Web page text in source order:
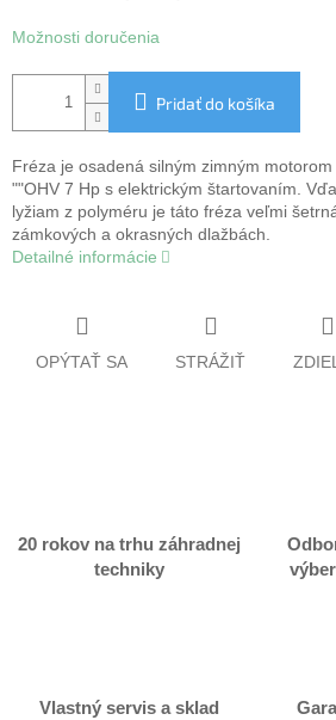
Možnosti doručenia
Pridať do košíka
Fréza je osadená silným zimným
""OHV 7 Hp s elektrickým štartovaním.
lyžiam z polyméru je táto fréza veľmi
zámkových a okrasných dlažbách.
Detailné informácie
OPÝTAŤ SA STRÁŽIŤ
20 rokov na trhu záhradnej
techniky
Vlastný servis a sklad